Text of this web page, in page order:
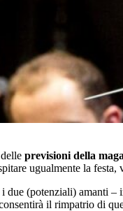
previsioni della
ugualmente la
due (potenziali) amanti
il rimpatrio di